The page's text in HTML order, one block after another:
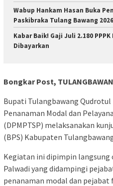
Wabup Hankam Hasan Buka
Paskibraka Tulang Bawang 2026
Kabar Baik! Gaji Juli 2.180
Dibayarkan
Bongkar Post,
Bupati Tulangbawang
Penanaman Modal dan
(DPMPTSP) melaksanakan
(BPS) Kabupaten
Kegiatan ini dipimpin langsung
Palwadi yang didampingi
penanaman modal dan